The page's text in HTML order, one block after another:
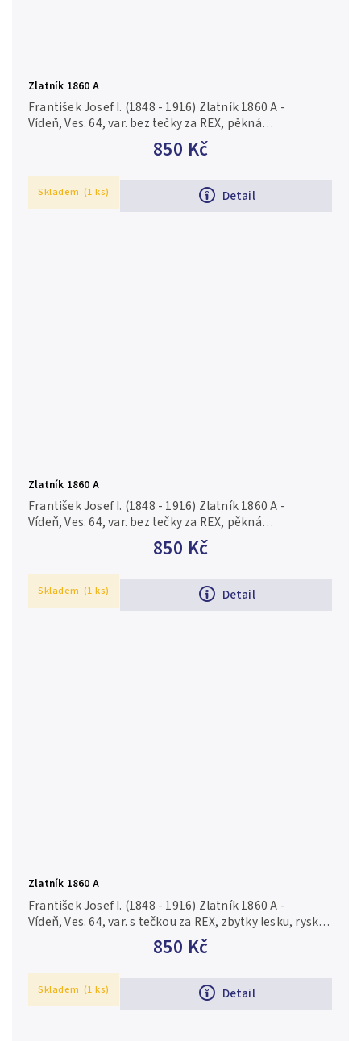
Zlatník 1860 A
850 Kč
Detail
František Josef I. (1848 - 1916) Zlatník 1860 A -
Vídeň, Ves. 64, var. bez tečky za REX, pěkná
zachovalost, zbytky lesku, tmavá patina, rysky a
Skladem (1 ks)
Zlatník 1860 A
850 Kč
Detail
František Josef I. (1848 - 1916) Zlatník 1860 A -
Vídeň, Ves. 64, var. bez tečky za REX, pěkná
zachovalost, zbytky lesku, rysky a drobné hranky
Skladem (1 ks)
Zlatník 1860 A
850 Kč
Detail
František Josef I. (1848 - 1916) Zlatník 1860 A -
Vídeň, Ves. 64, var. s tečkou za REX, zbytky lesku, rysky
Skladem (1 ks)